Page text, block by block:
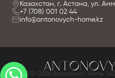
Казахстан, г. Астана, ул.
+7 (708) 001 02 44
info@antonovych-home.kz
© 2010-2026 Antonovych